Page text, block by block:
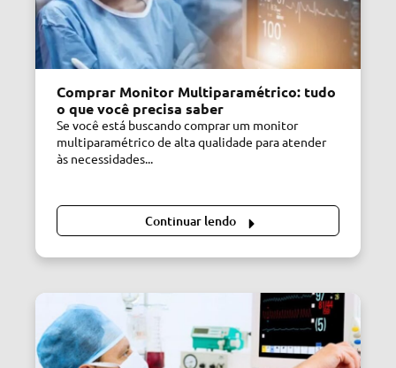
Comprar Monitor Multiparamétrico: tudo
o que você precisa saber
Se você está buscando comprar um monitor
multiparamétrico de alta qualidade para atender
às necessidades...
Continuar lendo